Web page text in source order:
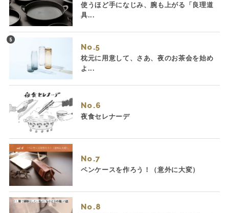
使うほど手になじみ、腕も上がる「良理道
具...
No.
枕元に用意して、さあ、夜のお茶会を始め
よ...
No.
夜食セレナーデ
No.
ペンケースを作ろう！（意外に大変）
No.